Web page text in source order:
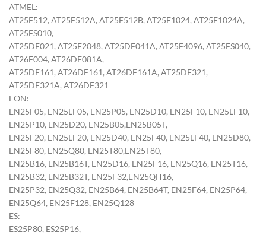
ATMEL:
AT25F512, AT25F512A, AT25F512B, AT25F1024, AT25F1024A,
AT25FS010,
AT25DF021, AT25F2048, AT25DF041A, AT25F4096, AT25FS040,
AT26F004, AT26DF081A,
AT25DF161, AT26DF161, AT26DF161A, AT25DF321,
AT25DF321A, AT26DF321
EON:
EN25F05, EN25LF05, EN25P05, EN25D10, EN25F10, EN25LF10,
EN25P10, EN25D20, EN25B05,EN25B05T,
EN25F20, EN25LF20, EN25D40, EN25F40, EN25LF40, EN25D80,
EN25F80, EN25Q80, EN25T80,EN25T80,
EN25B16, EN25B16T, EN25D16, EN25F16, EN25Q16, EN25T16,
EN25B32, EN25B32T, EN25F32,EN25QH16,
EN25P32, EN25Q32, EN25B64, EN25B64T, EN25F64, EN25P64,
EN25Q64, EN25F128, EN25Q128
ES:
ES25P80, ES25P16,